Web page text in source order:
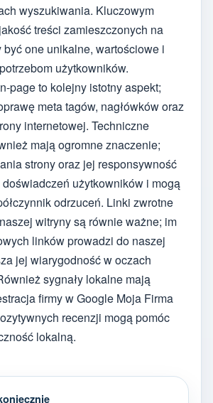
wyszukiwania. Kluczowym
treści zamieszczonych na
one unikalne, wartościowe i
użytkowników.
page to kolejny istotny aspekt;
meta tagów, nagłówków oraz
internetowej. Techniczne
mają ogromne znaczenie;
strony oraz jej responsywność
użytkowników i mogą
odrzuceń. Linki zwrotne
witryny są równie ważne; im
linków prowadzi do naszej
jej wiarygodność w oczach
sygnały lokalne mają
firmy w Google Moja Firma
recenzji mogą pomóc
lokalną.